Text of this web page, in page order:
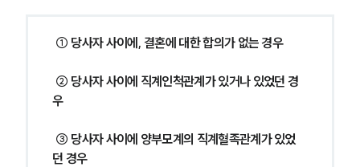
① 당사자 사이에, 결혼에 대한 합의가 없는 경우
우
던 경우